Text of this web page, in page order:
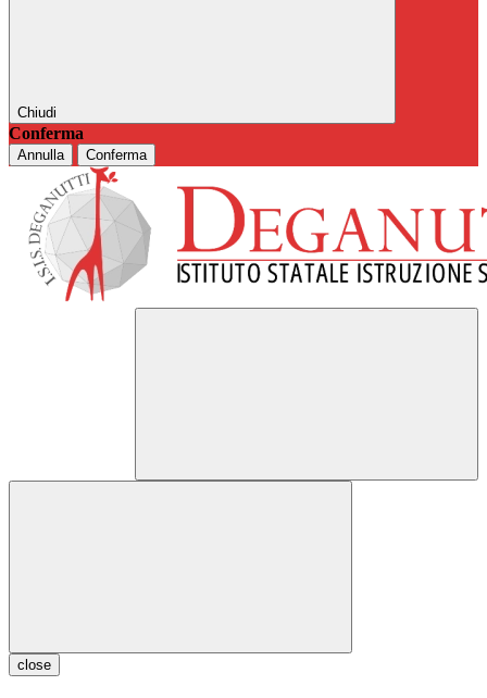
Chiudi
Conferma
Annulla Conferma
close